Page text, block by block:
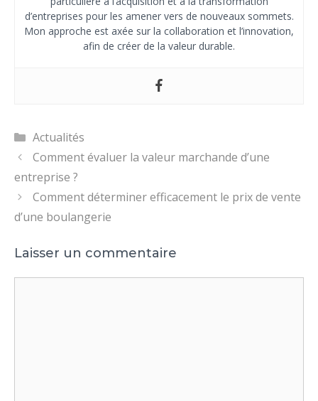
d’entreprises pour les amener vers de nouveaux sommets.
Mon approche est axée sur la collaboration et l’innovation,
afin de créer de la valeur durable.
Catégories
Actualités
Comment évaluer la valeur marchande d’une
entreprise ?
Comment déterminer efficacement le prix de vente
d’une boulangerie
Laisser un commentaire